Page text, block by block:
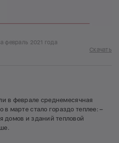
февраль 2021 года
Скачать
в феврале среднемесячная
марте стало гораздо теплее: –
домов и зданий тепловой